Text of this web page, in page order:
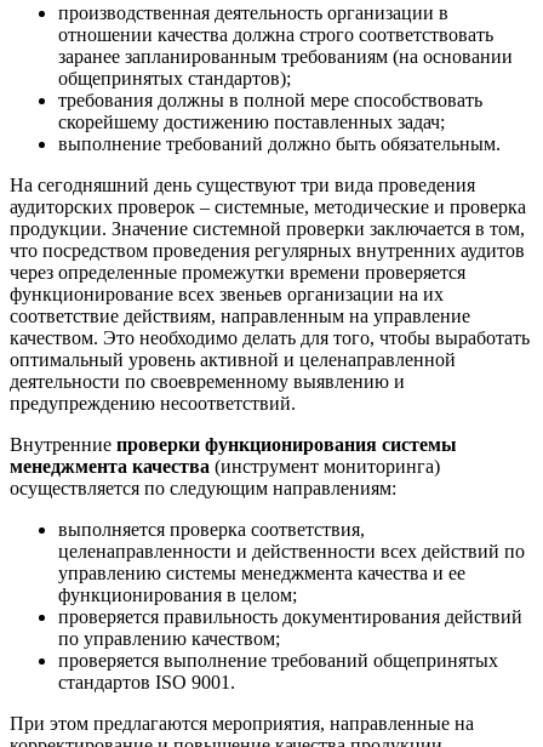
производственная деятельность организации в
отношении качества должна строго соответствовать
заранее запланированным требованиям (на основании
общепринятых стандартов);
требования должны в полной мере способствовать
скорейшему достижению поставленных задач;
выполнение требований должно быть обязательным.
На сегодняшний день существуют три вида проведения
аудиторских проверок – системные, методические и проверка
продукции. Значение системной проверки заключается в том,
что посредством проведения регулярных внутренних аудитов
через определенные промежутки времени проверяется
функционирование всех звеньев организации на их
соответствие действиям, направленным на управление
качеством. Это необходимо делать для того, чтобы выработать
оптимальный уровень активной и целенаправленной
деятельности по своевременному выявлению и
предупреждению несоответствий.
Внутренние проверки функционирования системы
менеджмента качества (инструмент мониторинга)
осуществляется по следующим направлениям:
выполняется проверка соответствия,
целенаправленности и действенности всех действий по
управлению системы менеджмента качества и ее
функционирования в целом;
проверяется правильность документирования действий
по управлению качеством;
проверяется выполнение требований общепринятых
стандартов ISO 9001.
При этом предлагаются мероприятия, направленные на